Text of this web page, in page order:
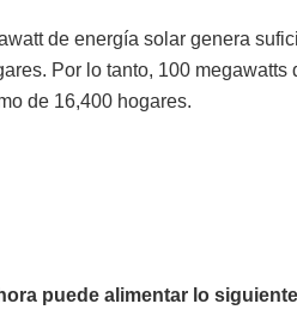
de energía solar genera
Por lo tanto, 100 megawatts
de 16,400 hogares.
puede alimentar lo